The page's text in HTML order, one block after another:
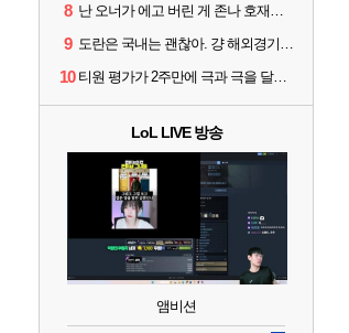
8 난 오너가 에고 버린 게 존나 호재라고 봄
9 도란은 국내는 괜찮아. 걍 해외경기가 개 쓰레기라 그래
10 티원 평가가 2주만에 극과 극을 달리고 있네
LoL LIVE 방송
앰비션